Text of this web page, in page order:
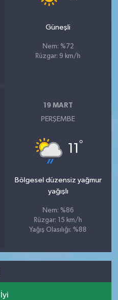
Güneşli
Nem: %72
Rüzgar: 9 km/h
19 MART
PERŞEMBE
11 °
Bölgesel düzensiz yağmur
yağışlı
Nem: %86
Rüzgar: 15 km/h
Yağış Olasılığı: %88
İyi